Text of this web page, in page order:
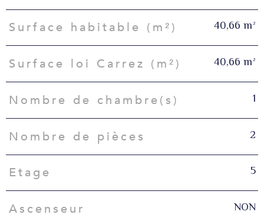
Surface habitable (m²) 40,66 m²
Surface loi Carrez (m²) 40,66 m²
Nombre de chambre(s) 1
Nombre de pièces 2
Etage 5
Ascenseur NON